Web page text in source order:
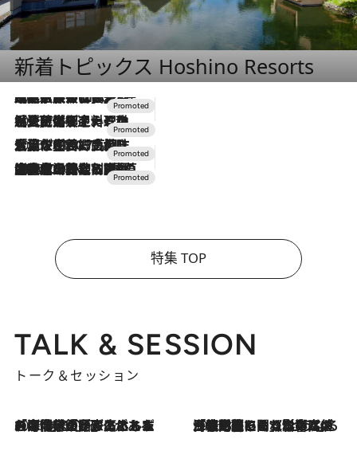
新着トピックス Hoshino Resorts
2026.7.31
【ホテル帰省】という選択肢をOMOが提案。家族とほどよい距離を保つには「昼は実家、夜は気兼ねなくホテルで！」
2026.7.24
【夏限定ディナーコース】旬を迎える稚鮎や花ズッキーニなどをイタリア・トスカーナの郷土料理の手法で満喫！
2026.7.17
「土佐和ハーブかき氷」がOMO7高知に登場！生姜、山椒、大葉など目にも舌にも涼を呼ぶ郷土の味
2026.7.10
NEW OPEN！【界 草津】名湯の地に誕生。趣の異なる2種の温泉と上州ならではの会席・蕎麦割烹など美食を味わう究極の癒やし旅
特集 TOP
TALK & SESSION
トーク＆セッション
2026.8.3
「今後値上げがあるとすれば…」「リスクがあるのは今年の冬」エネルギー専門家が語る、ホルムズ海峡封鎖が家庭にもたらす“ある心配” 2026.8.3
「住宅建てられない…」「サーチャージ料の高値が続いている」ホルムズ海峡封鎖による影響はいつまで続く？《エネルギー専門家に聞く“どうなる日本の暮らし”》